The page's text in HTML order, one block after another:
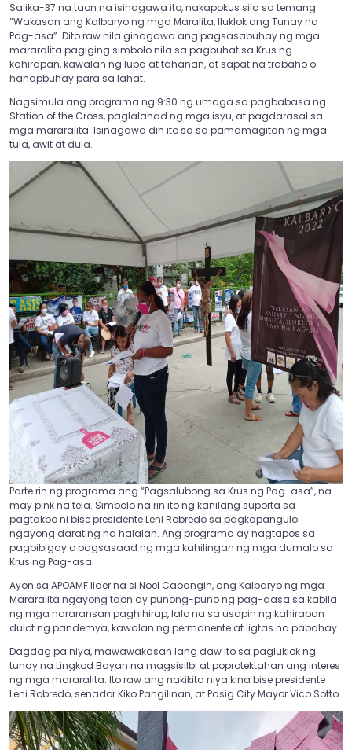
Sa ika-37 na taon na isinagawa ito, nakapokus sila sa temang
“Wakasan ang Kalbaryo ng mga Maralita, Iluklok ang Tunay na
Pag-asa”. Dito raw nila ginagawa ang pagsasabuhay ng mga
mararalita pagiging simbolo nila sa pagbuhat sa Krus ng
kahirapan, kawalan ng lupa at tahanan, at sapat na trabaho o
hanapbuhay para sa lahat.
Nagsimula ang programa ng 9:30 ng umaga sa pagbabasa ng
Station of the Cross, paglalahad ng mga isyu, at pagdarasal sa
mga mararalita. Isinagawa din ito sa sa pamamagitan ng mga
tula, awit at dula.
Parte rin ng programa ang “Pagsalubong sa Krus ng Pag-asa”, na
may pink na tela. Simbolo na rin ito ng kanilang suporta sa
pagtakbo ni bise presidente Leni Robredo sa pagkapangulo
ngayong darating na halalan. Ang programa ay nagtapos sa
pagbibigay o pagsasaad ng mga kahilingan ng mga dumalo sa
Krus ng Pag-asa.
Ayon sa APOAMF lider na si Noel Cabangin, ang Kalbaryo ng mga
Mararalita ngayong taon ay punong-puno ng pag-aasa sa kabila
ng mga nararansan paghihirap, lalo na sa usapin ng kahirapan
dulot ng pandemya, kawalan ng permanente at ligtas na pabahay.
Dagdag pa niya, mawawakasan lang daw ito sa pagluklok ng
tunay na Lingkod Bayan na magsisilbi at poprotektahan ang interes
ng mga mararalita. Ito raw ang nakikita niya kina bise presidente
Leni Robredo, senador Kiko Pangilinan, at Pasig City Mayor Vico Sotto.